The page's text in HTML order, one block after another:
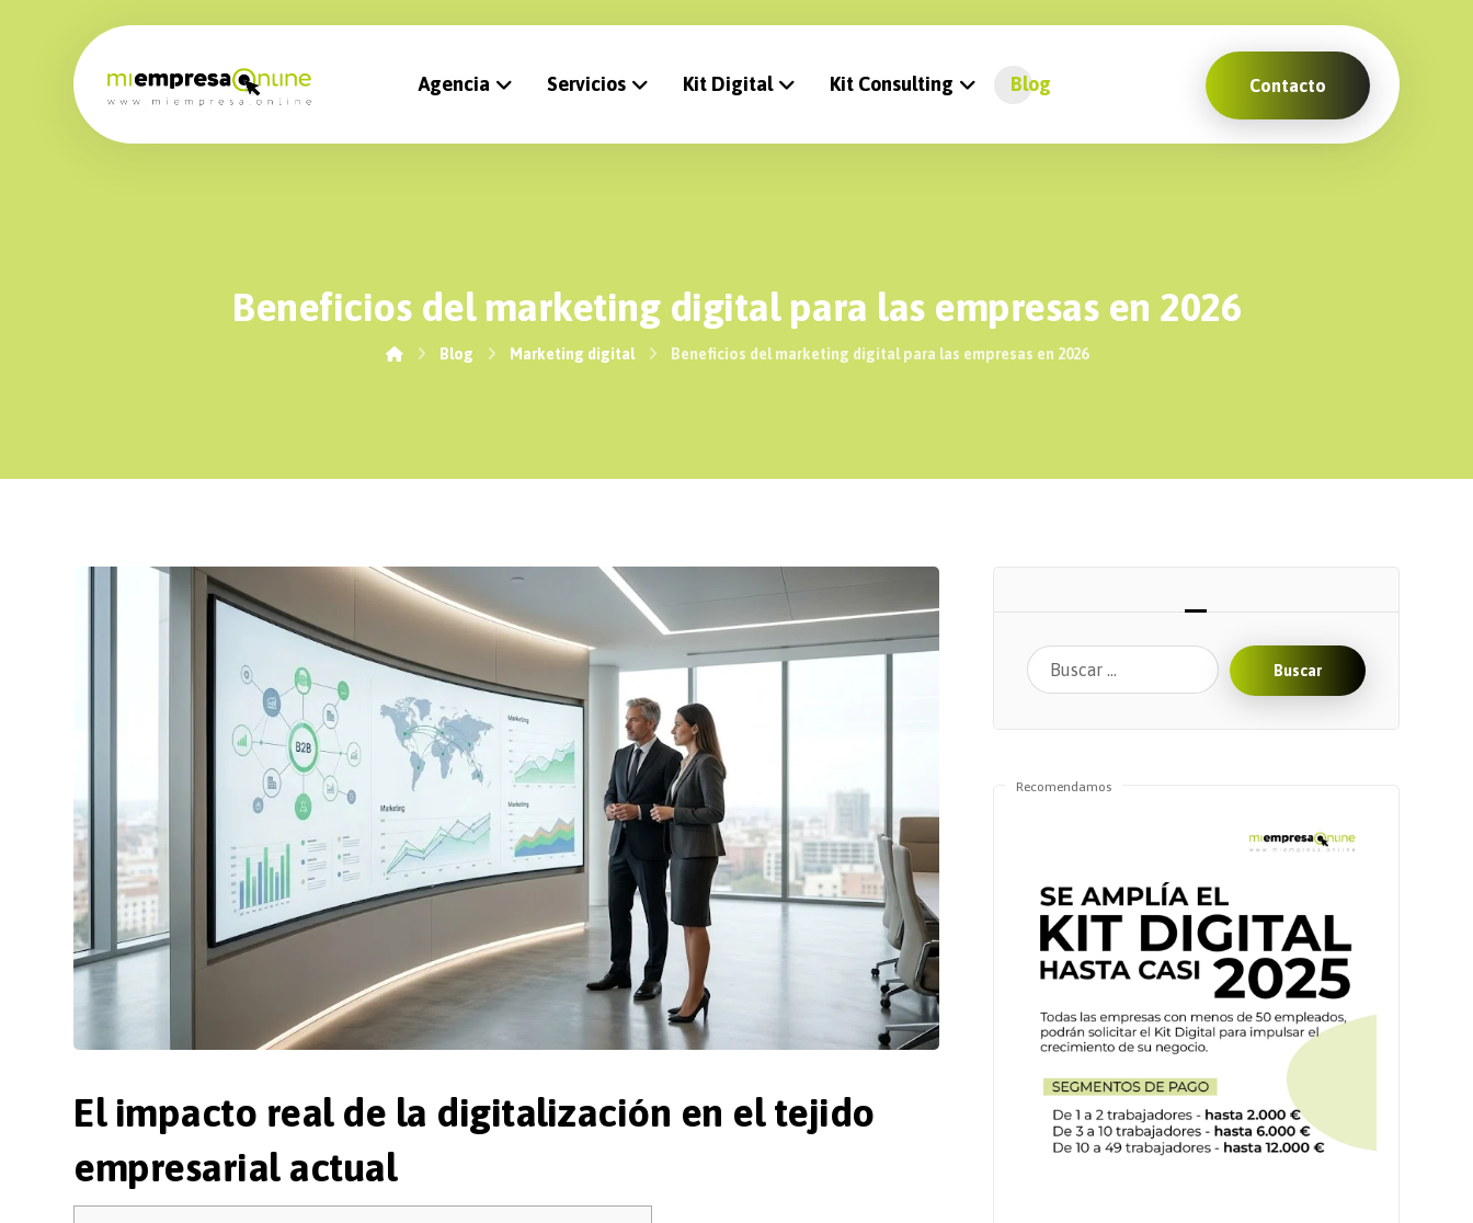
Agencia Servicios Kit Digital Kit Consulting Blog Contacto
Beneficios del marketing digital para las empresas en 2026
Blog Marketing digital Beneficios del marketing digital para las empresas en 2026
El impacto real de la digitalización en el tejido
empresarial actual
Buscar
Recomendamos